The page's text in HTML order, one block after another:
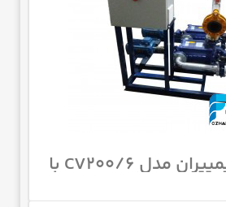
بوستر پمپ پمپیران مدل CV200/6 با